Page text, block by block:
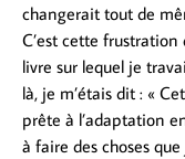
changerait tout de
C’est cette
livre sur lequel je
là, je m’étais dit : «
prête à l’adaptation
à faire des choses